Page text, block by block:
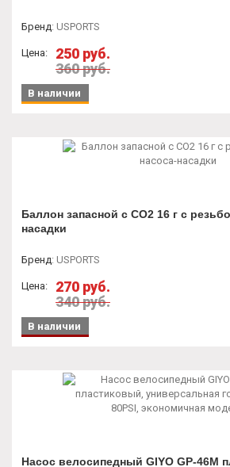
Бренд: USPORTS
Цена:
250 руб.
360 руб.
В наличии
Баллон запасной с СО2 16 г с
насадки
Бренд: USPORTS
Цена:
270 руб.
340 руб.
В наличии
Насос велосипедный GIYO GP-46М